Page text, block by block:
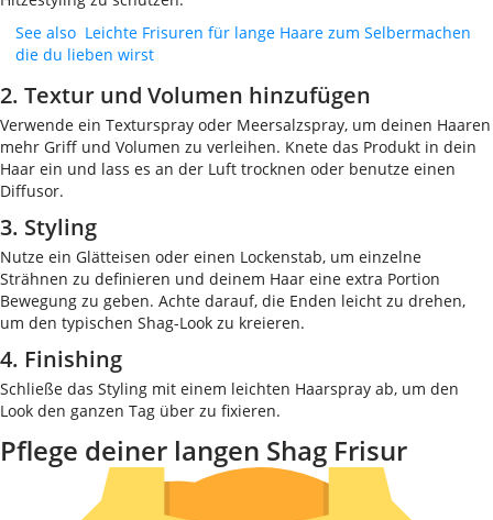
See also Leichte Frisuren für lange Haare zum Selbermachen
die du lieben wirst
2. Textur und Volumen hinzufügen
Verwende ein Texturspray oder Meersalzspray, um deinen Haaren
mehr Griff und Volumen zu verleihen. Knete das Produkt in dein
Haar ein und lass es an der Luft trocknen oder benutze einen
Diffusor.
3. Styling
Nutze ein Glätteisen oder einen Lockenstab, um einzelne
Strähnen zu definieren und deinem Haar eine extra Portion
Bewegung zu geben. Achte darauf, die Enden leicht zu drehen,
um den typischen Shag-Look zu kreieren.
4. Finishing
Schließe das Styling mit einem leichten Haarspray ab, um den
Look den ganzen Tag über zu fixieren.
Pflege deiner langen Shag Frisur